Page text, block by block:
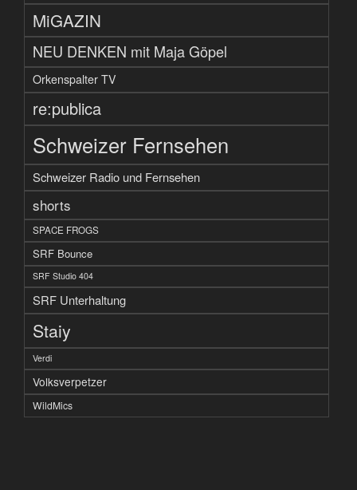
MiGAZIN
NEU DENKEN mit Maja Göpel
Orkenspalter TV
re:publica
Schweizer Fernsehen
Schweizer Radio und Fernsehen
shorts
SPACE FROGS
SRF Bounce
SRF Studio 404
SRF Unterhaltung
Staiy
Verdi
Volksverpetzer
WildMics